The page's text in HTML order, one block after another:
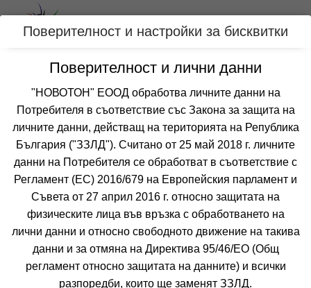
Вход
Категории
Оферти с безплатен чадър и шезлонг на
плажа за АЛБАНИЯ
Още курорти Филтри
 Сортирай по:
Поверителност и настройки за бисквитки
Поверителност и лични данни
"НОВОТОН" ЕООД обработва личните данни на
Потребителя в съответствие със Закона за защита на
личните данни, действащ на територията на Република
България ("ЗЗЛД"). Считано от 25 май 2018 г. личните
данни на Потребителя се обработват в съответствие с
Регламент (ЕС) 2016/679 на Европейския парламент и
Съвета от 27 април 2016 г. относно защитата на
физическите лица във връзка с обработването на
лични данни и относно свободното движение на такива
данни и за отмяна на Директива 95/46/EО (Общ
регламент относно защитата на данните) и всички
разпоредби, които ще заменят ЗЗЛД.